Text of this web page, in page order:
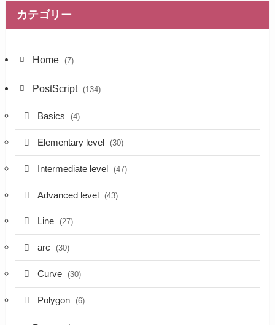
カテゴリー
Home (7)
PostScript (134)
Basics (4)
Elementary level (30)
Intermediate level (47)
Advanced level (43)
Line (27)
arc (30)
Curve (30)
Polygon (6)